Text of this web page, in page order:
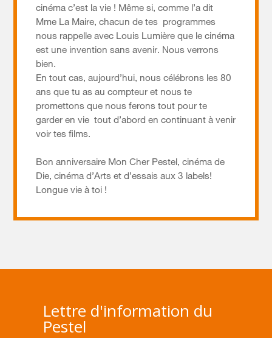
cinéma c’est la vie ! Même si, comme l’a dit
Mme La Maire, chacun de tes programmes
nous rappelle avec Louis Lumière que le cinéma
est une invention sans avenir. Nous verrons
bien.
En tout cas, aujourd’hui, nous célébrons les 80
ans que tu as au compteur et nous te
promettons que nous ferons tout pour te
garder en vie tout d’abord en continuant à venir
voir tes films.
Bon anniversaire Mon Cher Pestel, cinéma de
Die, cinéma d’Arts et d’essais aux 3 labels!
Longue vie à toi !
Lettre d'information du
Pestel